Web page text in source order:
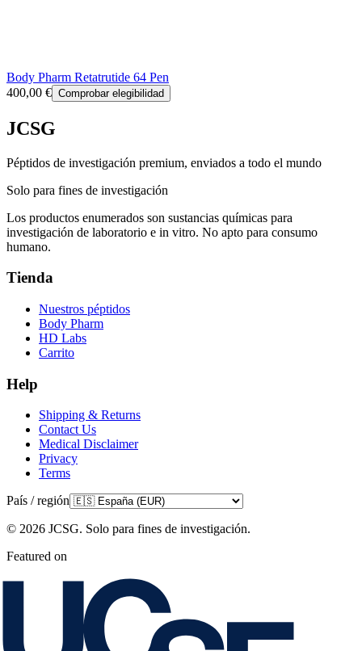
Body Pharm Retatrutide 64 Pen
400,00 € Comprobar elegibilidad
JCSG
Péptidos de investigación premium, enviados a todo el mundo
Solo para fines de investigación
Los productos enumerados son sustancias químicas para
investigación de laboratorio e in vitro. No apto para consumo
humano.
Tienda
Nuestros péptidos
Body Pharm
HD Labs
Carrito
Help
Shipping & Returns
Contact Us
Medical Disclaimer
Privacy
Terms
País / región
© 2026 JCSG. Solo para fines de investigación.
Featured on